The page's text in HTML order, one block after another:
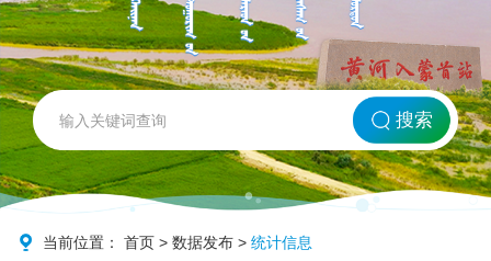
网站首页
北方海南
政务要闻
搜索
当前位置：首页 >数据发布 >统计信息